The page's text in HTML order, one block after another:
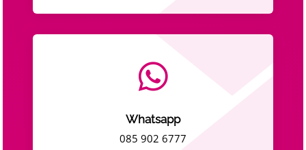

Whatsapp
085 902 6777